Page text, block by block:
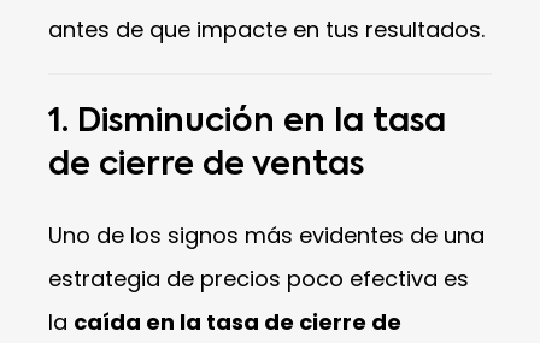
antes de que impacte en tus resultados.
1. Disminución en la tasa
de cierre de ventas
Uno de los signos más evidentes de una
estrategia de precios poco efectiva es
la caída en la tasa de cierre de